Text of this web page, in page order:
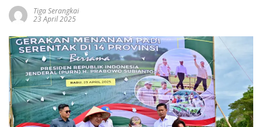
Tiga Serangkai
23 April 2025